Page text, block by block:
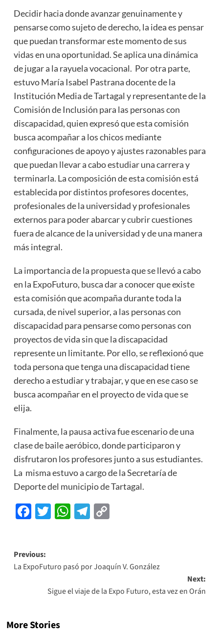
Decidir hacia donde avanzar genuinamente y
pensarse como sujeto de derecho, la idea es pensar
que puedan transformar este momento de sus
vidas en una oportunidad. Se aplica una dinámica
de jugar a la rayuela vocacional. Por otra parte,
estuvo María Isabel Pastrana docente de la
Institución Media de Tartagal y representante de la
Comisión de Inclusión para las personas con
discapacidad, quien expresó que esta comisión
busca acompañar a los chicos mediante
configuraciones de apoyo y ajustes razonables para
que puedan llevar a cabo estudiar una carrera y
terminarla. La composición de esta comisión está
establecida por distintos profesores docentes,
profesionales de la universidad y profesionales
externos para poder abarcar y cubrir cuestiones
fuera de alcance de la universidad y de una manera
más integral.
La importancia de la propuesta que se llevó a cabo
en la ExpoFuturo, busca dar a conocer que existe
esta comisión que acompaña durante toda la
cursada, de nivel superior, a las personas con
discapacidad para pensarse como personas con
proyectos de vida sin que la discapacidad
represente un limitante. Por ello, se reflexionó que
toda persona que tenga una discapacidad tiene
derecho a estudiar y trabajar, y que en ese caso se
busca acompañar en el proyecto de vida que se
elija.
Finalmente, la pausa activa fue escenario de una
clase de baile aeróbico, donde participaron y
disfrutaron los profesores junto a sus estudiantes.
La misma estuvo a cargo de la Secretaría de
Deporte del municipio de Tartagal.
Facebook
Twitter
WhatsApp
Telegram
Copy
Previous:
La ExpoFuturo pasó por Joaquín V. González
Next:
Sigue el viaje de la Expo Futuro, esta vez en Orán
More Stories